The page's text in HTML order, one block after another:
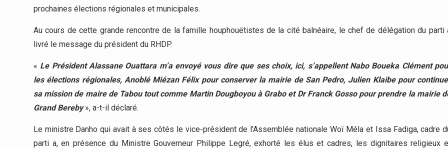
prochaines élections régionales et municipales.
Au cours de cette grande rencontre de la famille houphouëtistes de la cité balnéaire, le chef de délégation du parti
livré le message du président du RHDP.
« Le Président Alassane Ouattara m’a envoyé vous dire que ses choix, ici, s’appellent Nabo Boueka Clément
les élections régionales, Anoblé Miézan Félix pour conserver la mairie de San Pedro, Julien Klaibe pour
sa mission de maire de Tabou tout comme Martin Dougboyou à Grabo et Dr Franck Gosso pour prendre la mairie
Grand Bereby», a-t-il déclaré.
Le ministre Danho qui avait à ses côtés le vice-président de l’Assemblée nationale Woï Méla et Issa Fadiga, cadre
parti a, en présence du Ministre Gouverneur Philippe Legré, exhorté les élus et cadres, les dignitaires religieux